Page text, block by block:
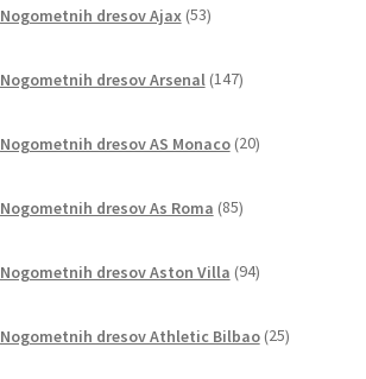
Nogometnih dresov Ajax 53izdelkov
Nogometnih dresov Arsenal 147izdelkov
Nogometnih dresov AS Monaco 20izdelkov
Nogometnih dresov As Roma 85izdelkov
Nogometnih dresov Aston Villa 94izdelkov
Nogometnih dresov Athletic Bilbao 25izdelkov